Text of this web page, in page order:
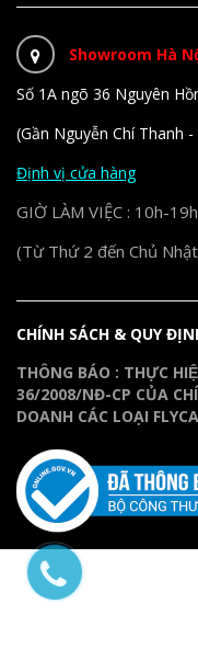
Showroom Hà
Số 1A ngõ 36 Nguyên
(Gần Nguyễn Chí Thanh
Định vị cửa hàng
GIỜ LÀM VIỆC : 10h-19h
(Từ Thứ 2 đến Chủ
CHÍNH SÁCH & QUY
THÔNG BÁO : THỰC
36/2008/NĐ-CP CỦA
DOANH CÁC LOẠI